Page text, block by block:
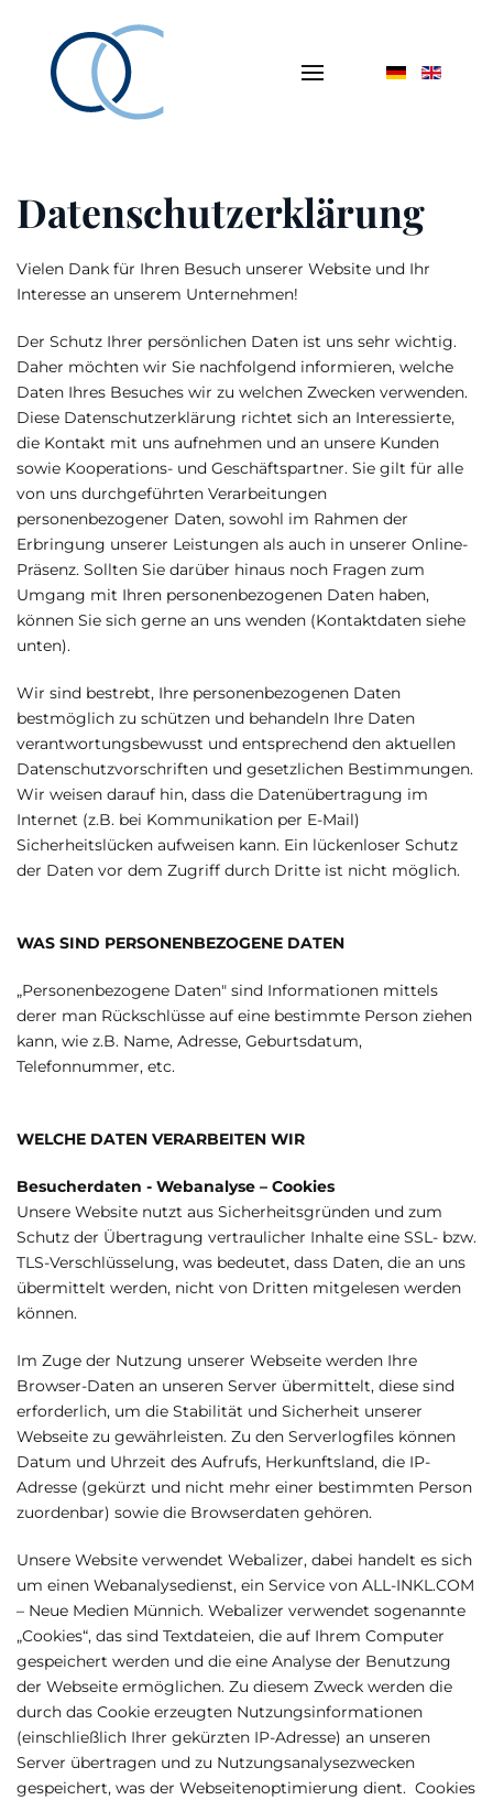
Datenschutzerklärung
Vielen Dank für Ihren Besuch unserer Website und Ihr
Interesse an unserem Unternehmen!
Der Schutz Ihrer persönlichen Daten ist uns sehr wichtig.
Daher möchten wir Sie nachfolgend informieren, welche
Daten Ihres Besuches wir zu welchen Zwecken verwenden.
Diese Datenschutzerklärung richtet sich an Interessierte,
die Kontakt mit uns aufnehmen und an unsere Kunden
sowie Kooperations- und Geschäftspartner. Sie gilt für alle
von uns durchgeführten Verarbeitungen
personenbezogener Daten, sowohl im Rahmen der
Erbringung unserer Leistungen als auch in unserer Online-
Präsenz. Sollten Sie darüber hinaus noch Fragen zum
Umgang mit Ihren personenbezogenen Daten haben,
können Sie sich gerne an uns wenden (Kontaktdaten siehe
unten).
Wir sind bestrebt, Ihre personenbezogenen Daten
bestmöglich zu schützen und behandeln Ihre Daten
verantwortungsbewusst und entsprechend den aktuellen
Datenschutzvorschriften und gesetzlichen Bestimmungen.
Wir weisen darauf hin, dass die Datenübertragung im
Internet (z.B. bei Kommunikation per E-Mail)
Sicherheitslücken aufweisen kann. Ein lückenloser Schutz
der Daten vor dem Zugriff durch Dritte ist nicht möglich.
WAS SIND PERSONENBEZOGENE DATEN
„Personenbezogene Daten" sind Informationen mittels
derer man Rückschlüsse auf eine bestimmte Person ziehen
kann, wie z.B. Name, Adresse, Geburtsdatum,
Telefonnummer, etc.
WELCHE DATEN VERARBEITEN WIR
Besucherdaten - Webanalyse – Cookies
Unsere Website nutzt aus Sicherheitsgründen und zum
Schutz der Übertragung vertraulicher Inhalte eine SSL- bzw.
TLS-Verschlüsselung, was bedeutet, dass Daten, die an uns
übermittelt werden, nicht von Dritten mitgelesen werden
können.
Im Zuge der Nutzung unserer Webseite werden Ihre
Browser-Daten an unseren Server übermittelt, diese sind
erforderlich, um die Stabilität und Sicherheit unserer
Webseite zu gewährleisten. Zu den Serverlogfiles können
Datum und Uhrzeit des Aufrufs, Herkunftsland, die IP-
Adresse (gekürzt und nicht mehr einer bestimmten Person
zuordenbar) sowie die Browserdaten gehören.
Unsere Website verwendet Webalizer, dabei handelt es sich
um einen Webanalysedienst, ein Service von ALL-INKL.COM
– Neue Medien Münnich. Webalizer verwendet sogenannte
„Cookies“, das sind Textdateien, die auf Ihrem Computer
gespeichert werden und die eine Analyse der Benutzung
der Webseite ermöglichen. Zu diesem Zweck werden die
durch das Cookie erzeugten Nutzungsinformationen
(einschließlich Ihrer gekürzten IP-Adresse) an unseren
Server übertragen und zu Nutzungsanalysezwecken
gespeichert, was der Webseitenoptimierung dient. Cookies